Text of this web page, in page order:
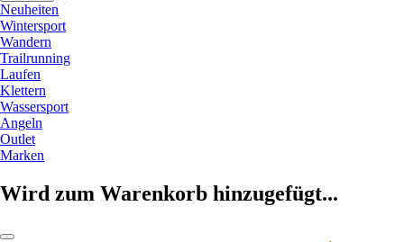
Neuheiten
Wintersport
Wandern
Trailrunning
Laufen
Klettern
Wassersport
Angeln
Outlet
Marken
Wird zum Warenkorb hinzugefügt...